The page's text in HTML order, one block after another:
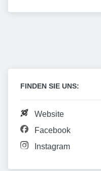
FINDEN SIE UNS:
Website
Facebook
Instagram